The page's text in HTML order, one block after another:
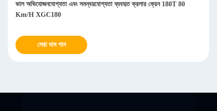
ভাল অভিযোজনযোগ্যতা এবং সমন্বয়যোগ্যতা ব্যবহৃত ক্রলার ক্রেন 180T 80
Km/H XGC180
সেরা দাম পান